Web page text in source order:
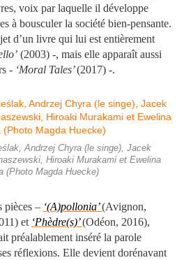
voix par laquelle il développe
à bousculer la société bien-pensante.
d’un livre qui lui est entièrement
(2003) -, mais elle apparaît aussi
- ‘Moral Tales’(2017) -.
Andrzej Chyra (le singe), Jacek
Hiroaki Murakami et Ewelina
(Photo Magda Huecke)
pièces – ‘(A)pollonia’(Avignon,
et ‘Phèdre(s)’(Odéon, 2016),
préalablement inséré la parole
réflexions. Elle devient dorénavant